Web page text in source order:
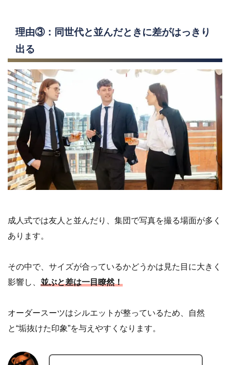
理由③：同世代と並んだときに差がはっきり
出る
成人式では友人と並んだり、集団で写真を撮る場面が多く
あります。
その中で、サイズが合っているかどうかは見た目に大きく
影響し、 並ぶと差は一目瞭然！
オーダースーツはシルエットが整っているため、自然
と“垢抜けた印象”を与えやすくなります。